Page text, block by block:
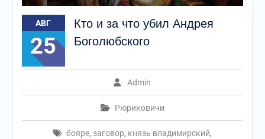
АВГ
25
Кто и за что убил Андрея
Боголюбского
Admin
Рюриковичи
бояре, заговор, князь владимирский,